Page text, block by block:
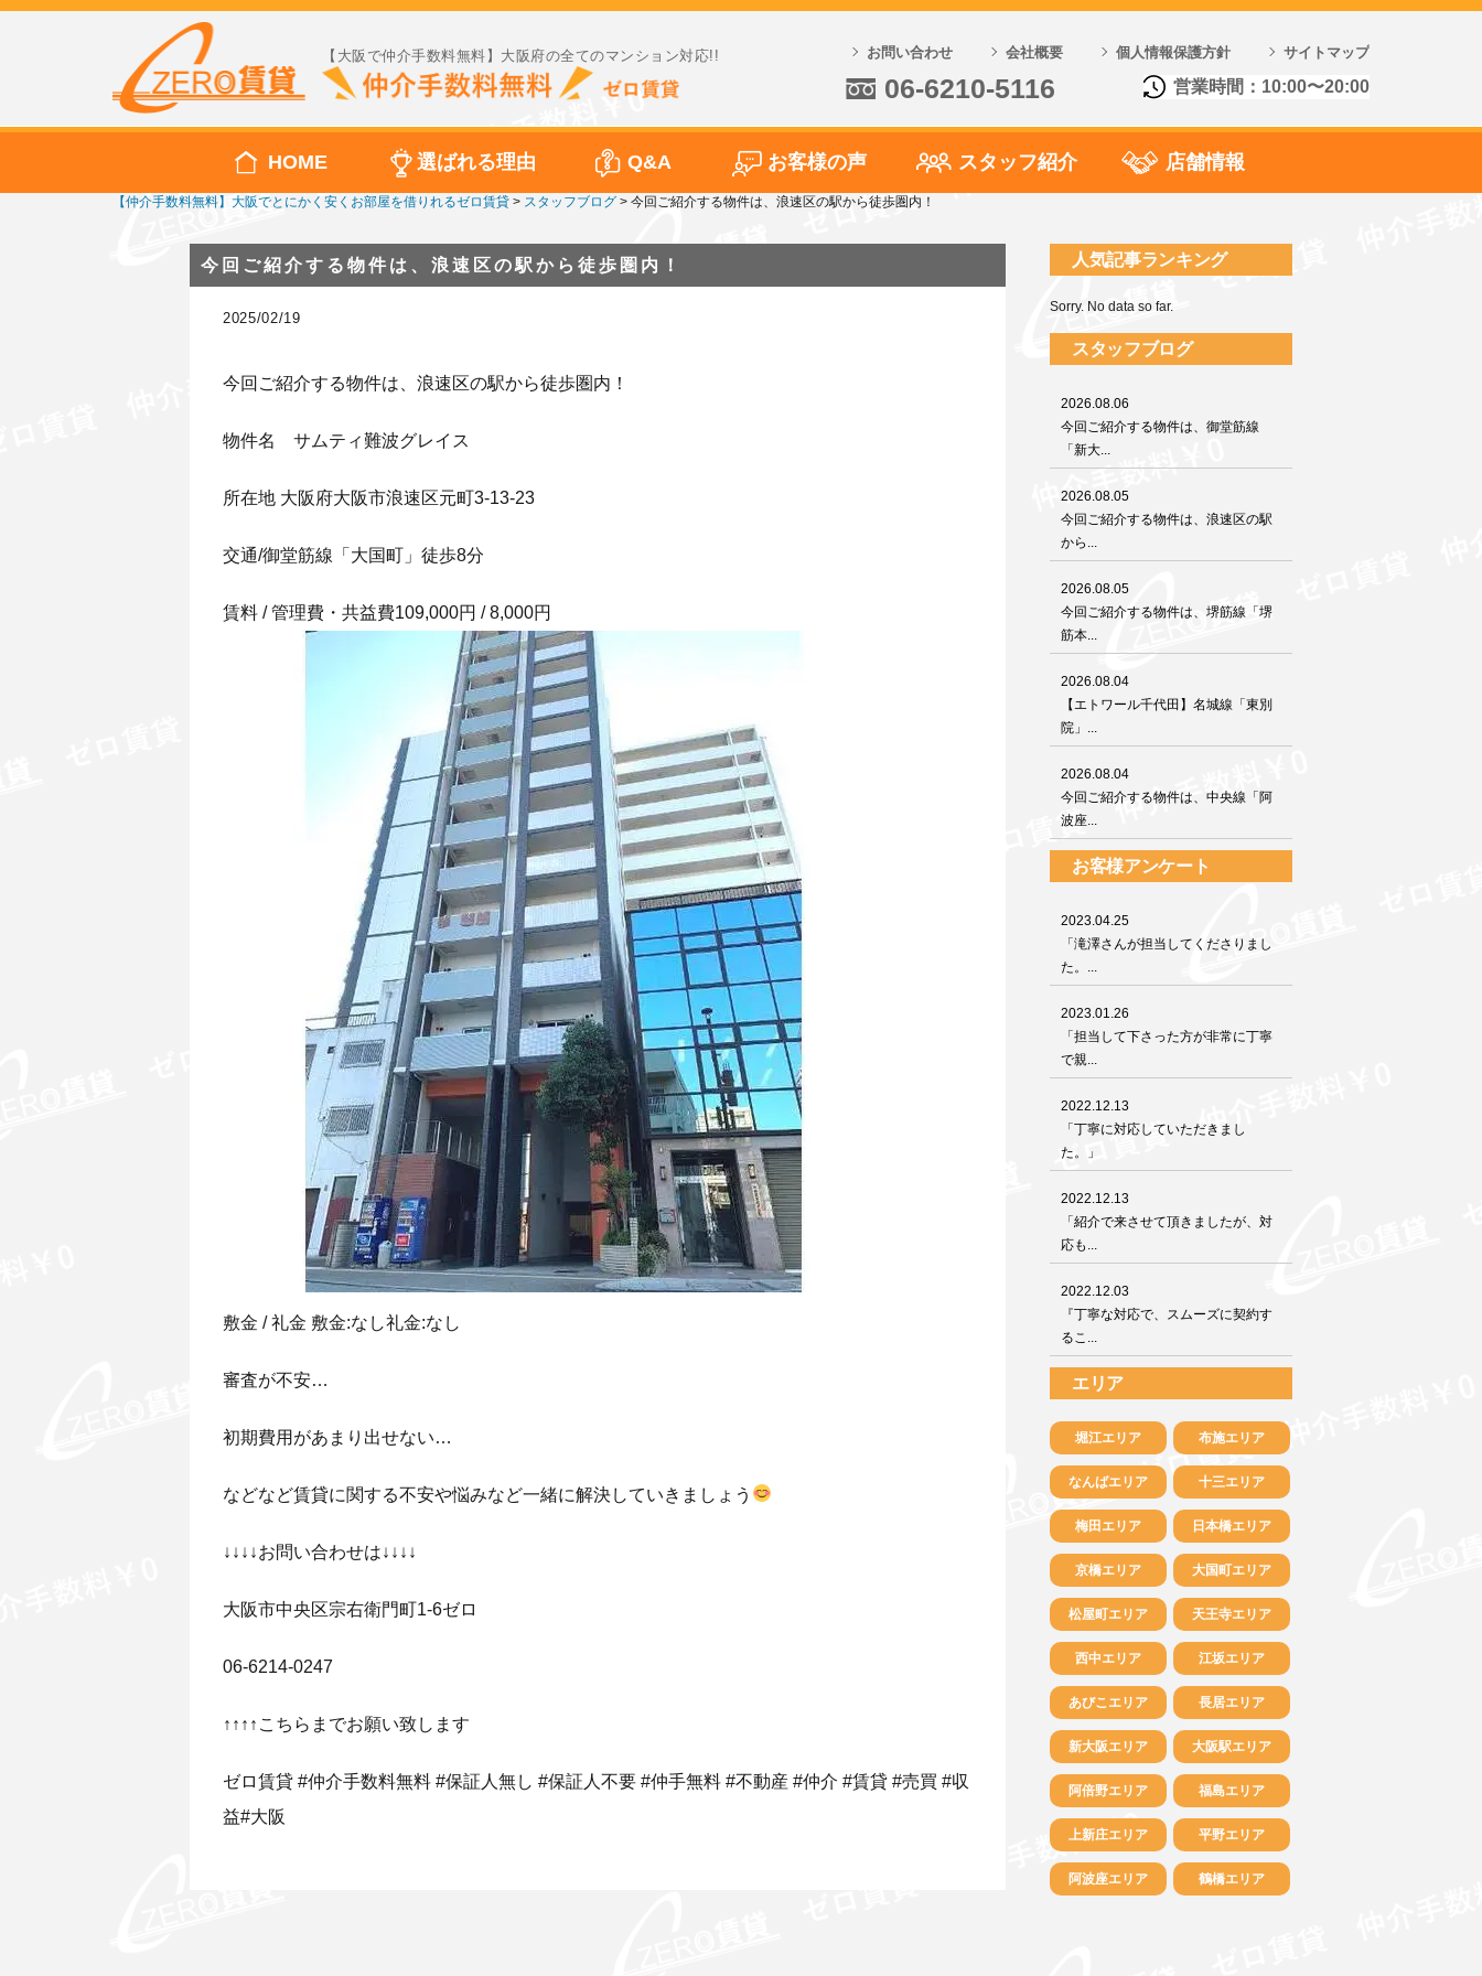
【大阪で仲介手数料無料】大阪府の全てのマンション対応!! お問い合わせ 会社概要 個人情報保護方針 サイトマップ
06-6210-5116 営業時間：10:00〜20:00
HOME 選ばれる理由 Q&A お客様の声 スタッフ紹介 店舗情報
【仲介手数料無料】大阪でとにかく安くお部屋を借りれるゼロ賃貸 > スタッフブログ > 今回ご紹介する物件は、浪速区の駅から徒歩圏内！
今回ご紹介する物件は、浪速区の駅から徒歩圏内！
2025/02/19
今回ご紹介する物件は、浪速区の駅から徒歩圏内！
物件名 サムティ難波グレイス
所在地 大阪府大阪市浪速区元町3-13-23
交通/御堂筋線「大国町」徒歩8分
賃料 / 管理費・共益費109,000円 / 8,000円
敷金 / 礼金 敷金:なし礼金:なし
審査が不安…
初期費用があまり出せない…
などなど賃貸に関する不安や悩みなど一緒に解決していきましょう
↓↓↓↓お問い合わせは↓↓↓↓
大阪市中央区宗右衛門町1-6ゼロ
06-6214-0247
↑↑↑↑こちらまでお願い致します
ゼロ賃貸 #仲介手数料無料 #保証人無し #保証人不要 #仲手無料 #不動産 #仲介 #賃貸 #売買 #収
益#大阪
人気記事ランキング
Sorry. No data so far.
スタッフブログ
2026.08.06
今回ご紹介する物件は、御堂筋線
「新大...
2026.08.05
今回ご紹介する物件は、浪速区の駅
から...
2026.08.05
今回ご紹介する物件は、堺筋線「堺
筋本...
2026.08.04
【エトワール千代田】名城線「東別
院」...
2026.08.04
今回ご紹介する物件は、中央線「阿
波座...
お客様アンケート
2023.04.25
「滝澤さんが担当してくださりまし
た。...
2023.01.26
「担当して下さった方が非常に丁寧
で親...
2022.12.13
「丁寧に対応していただきまし
た。」
2022.12.13
「紹介で来させて頂きましたが、対
応も...
2022.12.03
『丁寧な対応で、スムーズに契約す
るこ...
エリア
堀江エリア 布施エリア
なんばエリア 十三エリア
梅田エリア 日本橋エリア
京橋エリア 大国町エリア
松屋町エリア 天王寺エリア
西中エリア 江坂エリア
あびこエリア 長居エリア
新大阪エリア 大阪駅エリア
阿倍野エリア 福島エリア
上新庄エリア 平野エリア
阿波座エリア 鶴橋エリア